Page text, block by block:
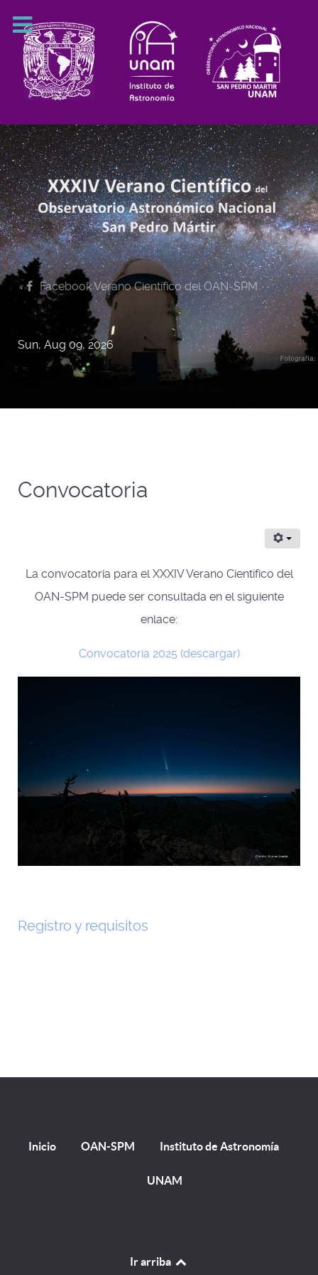
Facebook Verano Científico del OAN-SPM
Sun, Aug 09, 2026
Convocatoria
La convocatoria para el XXXIV Verano Científico del
OAN-SPM puede ser consultada en el siguiente
enlace:
Convocatoria 2025 (descargar)
Registro y requisitos
Inicio OAN-SPM Instituto de Astronomía
UNAM
Ir arriba